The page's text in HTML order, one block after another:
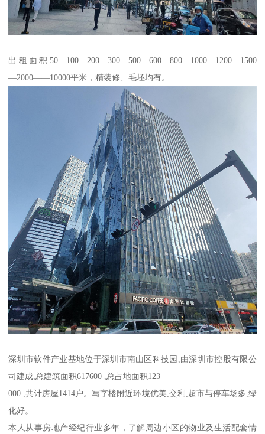
出租面积50—100—200—300—500—600—800—1000—1200—1500
—2000——10000平米，精装修、毛坯均有。
深圳市软件产业基地位于深圳市南山区科技园,由深圳市控股有限公
司建成,总建筑面积617600 ,总占地面积123
000 ,共计房屋1414户。写字楼附近环境优美,交利,超市与停车场多,绿
化好。
本人从事房地产经纪行业多年，了解周边小区的物业及生活配套情